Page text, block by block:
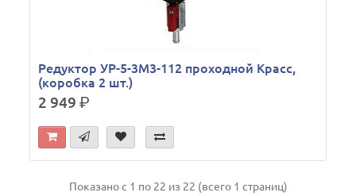
Редуктор УР-5-3М3-112 проходной Красс,
(коробка 2 шт.)
2 949р.
Показано с 1 по 22 из 22 (всего 1 страниц)